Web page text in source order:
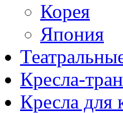
Корея
Япония
Кресла-
Кресла для